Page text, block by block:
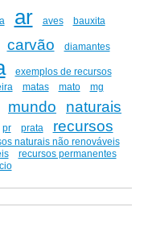
ar aves bauxita
carvão diamantes
exemplos de recursos
matas mato mg
mundo
naturais
pr prata recursos
naturais não renováveis
recursos permanentes